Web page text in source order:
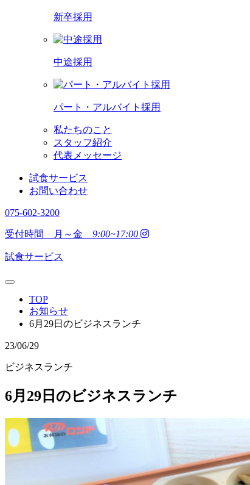
新卒採用
中途採用
パート・アルバイト採用
私たちのこと
スタッフ紹介
代表メッセージ
試食サービス
お問い合わせ
075-602-3200
受付時間 月～金 9:00~17:00
試食サービス
TOP
お知らせ
6月29日のビジネスランチ
23/06/29
ビジネスランチ
6月29日のビジネスランチ